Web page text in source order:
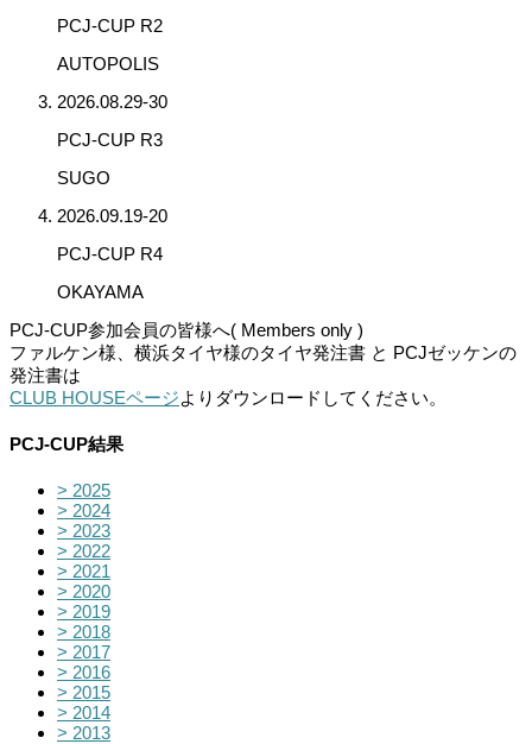
PCJ-CUP R2
AUTOPOLIS
2026.08.29-30
PCJ-CUP R3
SUGO
2026.09.19-20
PCJ-CUP R4
OKAYAMA
PCJ-CUP参加会員の皆様へ( Members only )
ファルケン様、横浜タイヤ様のタイヤ発注書 と PCJゼッケンの
発注書は
CLUB HOUSEページよりダウンロードしてください。
PCJ-CUP結果
> 2025
> 2024
> 2023
> 2022
> 2021
> 2020
> 2019
> 2018
> 2017
> 2016
> 2015
> 2014
> 2013